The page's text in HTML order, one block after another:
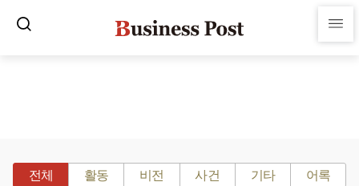
전체 활동 비전 사건 기타 어록